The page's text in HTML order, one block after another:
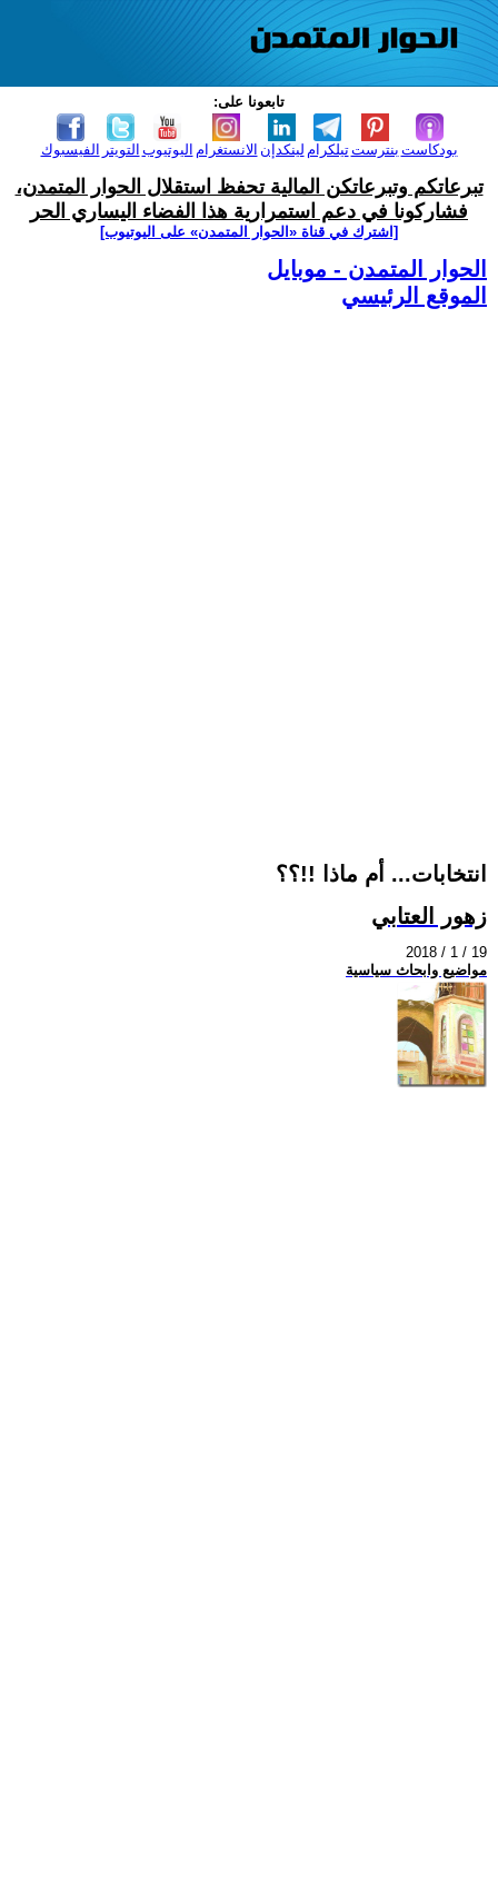
تابعونا على:
الفيسبوك التويتر اليوتيوب الانستغرام لينكدإن تيلكرامبنترست بودكاست
تبرعاتكم وتبرعاتكن المالية تحفظ استقلال الحوار المتمدن،
فشاركونا في دعم استمرارية هذا الفضاء اليساري الحر
[اشترك في قناة ‫«الحوار المتمدن» على اليوتيوب]
الحوار المتمدن - موبايل
الموقع الرئيسي
انتخابات... أم ماذا !!؟؟
زهور العتابي
2018 / 1 / 19
مواضيع وابحاث سياسية